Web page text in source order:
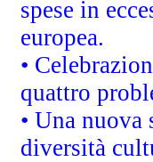
spese in
europea.
•
quattro
• Una
diversità